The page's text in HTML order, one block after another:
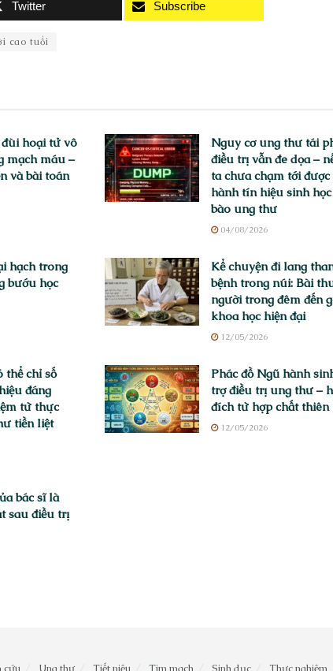
Twitter Subscribe
cao tuổi
hoại tử vô
mạch máu –
và bài toán
Nguy cơ ung thư tái
điều trị vẫn đe dọa –
ta chưa chạm tới được
hành tín hiệu sinh học
bào ung thư
04/08/2026
hạch trong
bướu học
Kể chuyện đi lang
bệnh trong núi: Bài
người trong đêm đến
khoa học hiện đại
12/05/2026
thể chỉ số
đáng
từ thực
tiền liệt
Phác đồ Ngũ hành
trợ điều trị ung thư –
đích từ hợp chất thiên
12/05/2026
bác sĩ là
sau điều trị
cứu Ung thư Tiết niệu Tim mạch Sinh dục Thực nghiệm